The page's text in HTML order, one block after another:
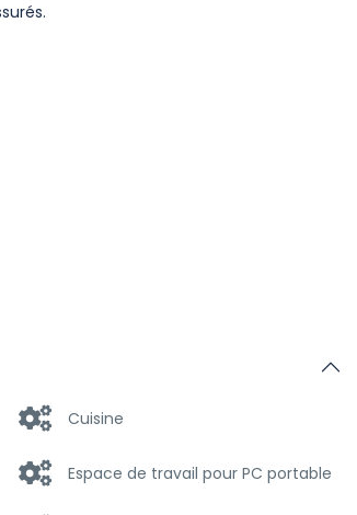
Cuisine
Espace de travail pour PC portable